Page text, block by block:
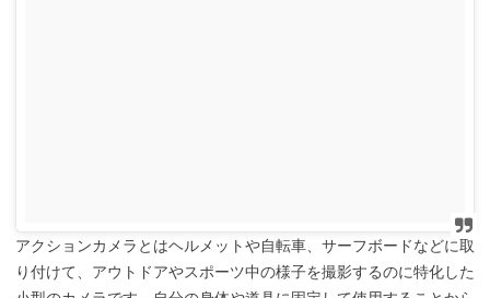
アクションカメラとはヘルメットや自転車、サーフボードなどに取
り付けて、アウトドアやスポーツ中の様子を撮影するのに特化した